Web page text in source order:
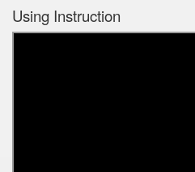
Using Instruction